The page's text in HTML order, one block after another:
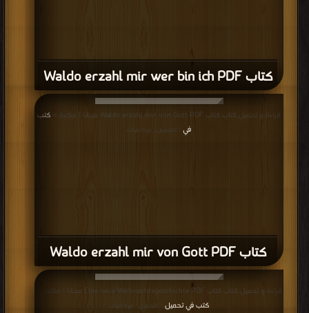
كتاب Waldo erzahl mir wer bin ich PDF
كتاب Waldo erzahl mir von Gott PDF
قراءة و تحميل كتاب كتاب Waldo erzahl mir von Gott PDF مجانا | مكتبة >
كتب
في
| التحميل : مرة/مرات
قراءة و تحميل كتاب كتاب Eine neue Weihnachtsgeschichte PDF مجانا | مكتبة >
كتب في تحميل
| التحميل : مرة/مرات